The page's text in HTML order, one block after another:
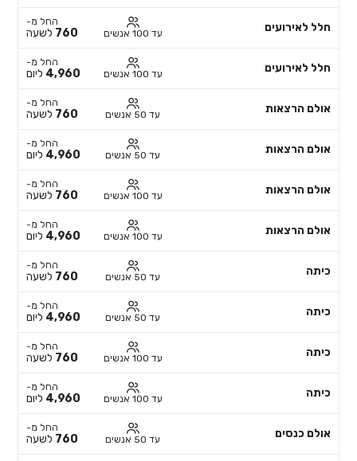
חלל לאירועים עד 100 אנשים
החל מ-
760 לשעה
חלל לאירועים עד 100 אנשים
החל מ-
4,960 ליום
אולם הרצאות עד 50 אנשים
החל מ-
760 לשעה
אולם הרצאות עד 50 אנשים
החל מ-
4,960 ליום
אולם הרצאות עד 100 אנשים
החל מ-
760 לשעה
אולם הרצאות עד 100 אנשים
החל מ-
4,960 ליום
כיתה עד 50 אנשים
החל מ-
760 לשעה
כיתה עד 50 אנשים
החל מ-
4,960 ליום
כיתה עד 100 אנשים
החל מ-
760 לשעה
כיתה עד 100 אנשים
החל מ-
4,960 ליום
אולם כנסים עד 50 אנשים
החל מ-
760 לשעה